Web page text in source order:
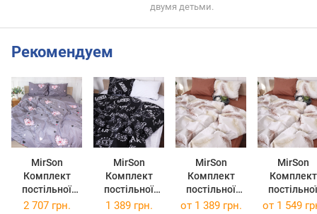
двумя детьми.
Рекомендуем
MirSon
Комплект
постільної
білизни Сатин
MirSon
Комплект
постільної
білизни Бязь
MirSon
Комплект
постільної
білизни Бязь
MirSon
Комплект
постільної
білизни Бязь
2 707 грн. 1 389 грн. от 1 389 грн. от 1 549